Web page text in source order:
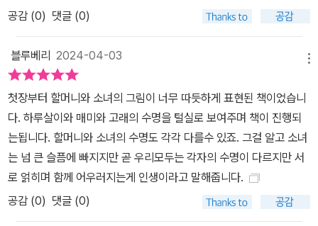
공감 (0) 댓글 (0)
블루베리 2024-04-03
첫장부터 할머니와 소녀의 그림이 너무 따듯하게 표현된 책이었습니
다. 하루살이와 매미와 고래의 수명을 털실로 보여주며 책이 진행되
는됩니다. 할머니와 소녀의 수명도 각각 다를수 있죠. 그걸 알고 소녀
는 넘 큰 슬픔에 빠지지만 곧 우리모두는 각자의 수명이 다르지만 서
로 얽히며 함께 어우러지는게 인생이라고 말해줍니다.
공감 (0) 댓글 (0)